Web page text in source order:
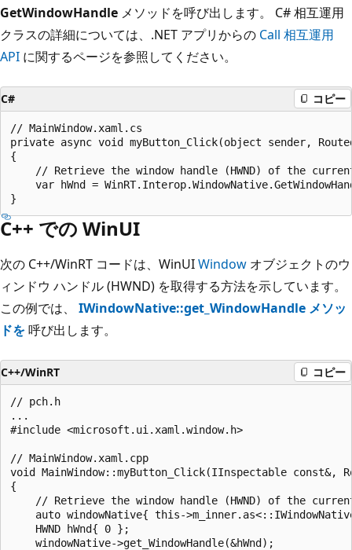
GetWindowHandle メソッドを呼び出します。 C# 相互運用
クラスの詳細については、.NET アプリからの Call 相互運用
API に関するページを参照してください。
C# コピー
// MainWindow.xaml.cs
private async void myButton_Click(object sender,
{
// Retrieve the window handle (HWND) of the
var hWnd =
C++ での WinUI
次の C++/WinRT コードは、WinUIWindow オブジェクトのウ
ィンドウ ハンドル (HWND) を取得する方法を示しています。
この例では、 IWindowNative::get_WindowHandle メソッ
ドを呼び出します。
C++/WinRT コピー
// pch.h
...
#include <microsoft.ui.xaml.window.h>
// MainWindow.xaml.cpp
void MainWindow::myButton_Click(IInspectable const&,
{
// Retrieve the window handle (HWND) of the
auto windowNative{ this-
    HWND hWnd{ 0 };
    windowNative->get_WindowHandle(&hWnd);